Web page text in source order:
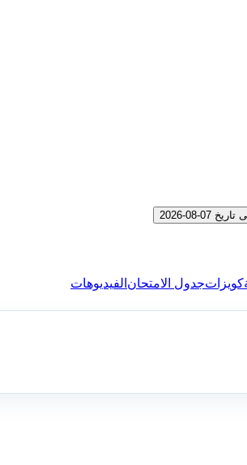
2026
كويزاتجدول الامتحان الفيديوهات